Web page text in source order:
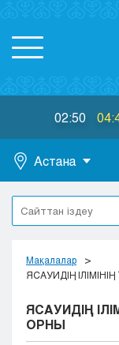
02:50
Астана
Астана
Алматы
Актобе
Атырау
Караганда
Кокшетау
Мақалалар
ЯСАУИДІҢ
ЯСАУИДІҢ
ОРНЫ